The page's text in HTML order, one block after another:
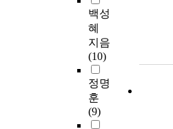
백성
혜
지음
(10)
정명
훈
(9)